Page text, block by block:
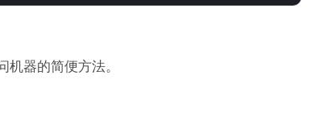
机器的简便方法。